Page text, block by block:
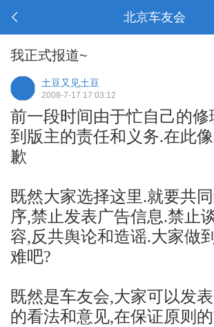
北京车友会
我正式报道~
土豆又见土豆
2008-7-17 17:03:12
前一段时间由于忙自己的修
到版主的责任和义务.在此
歉
既然大家选择这里.就要共
序,禁止发表广告信息.禁止
容,反共舆论和造谣.大家做
难吧?
既然是车友会,大家可以发
的看法和意见,在保证原则